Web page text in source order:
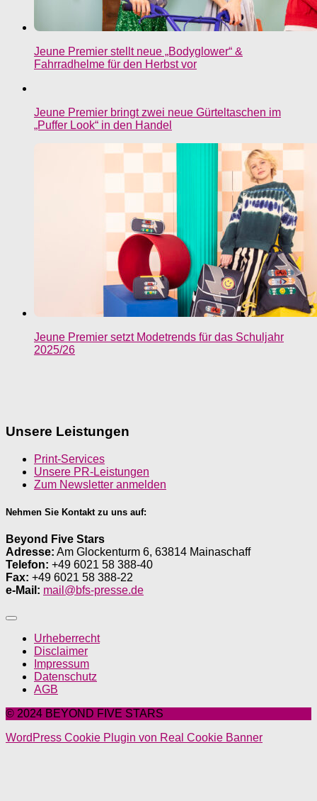
Jeune Premier stellt neue „Bodyglower“ &
Fahrradhelme für den Herbst vor
Jeune Premier bringt zwei neue Gürteltaschen im
„Puffer Look“ in den Handel
Jeune Premier setzt Modetrends für das Schuljahr
2025/26
Unsere Leistungen
Print-Services
Unsere PR-Leistungen
Zum Newsletter anmelden
Nehmen Sie Kontakt zu uns auf:
Beyond Five Stars
Adresse: Am Glockenturm 6, 63814 Mainaschaff
Telefon: +49 6021 58 388-40
Fax: +49 6021 58 388-22
e-Mail: mail@bfs-presse.de
Urheberrecht
Disclaimer
Impressum
Datenschutz
AGB
© 2024 BEYOND FIVE STARS
WordPress Cookie Plugin von Real Cookie Banner